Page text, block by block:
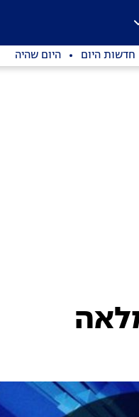
חדשות היום היום שהיה